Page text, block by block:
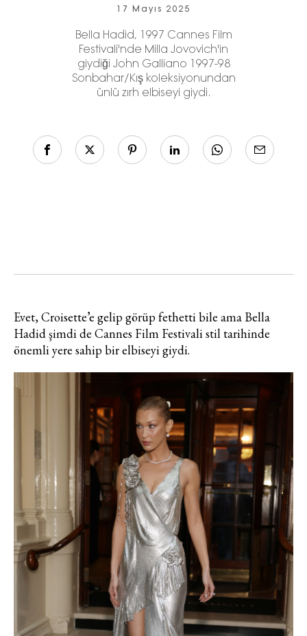
17 Mayıs 2025
Bella Hadid, 1997 Cannes Film
Festivali'nde Milla Jovovich'in
giydiği John Galliano 1997-98
Sonbahar/Kış koleksiyonundan
ünlü zırh elbiseyi giydi.
Evet, Croisette’e gelip görüp fethetti bile ama Bella
Hadid şimdi de Cannes Film Festivali stil tarihinde
önemli yere sahip bir elbiseyi giydi.